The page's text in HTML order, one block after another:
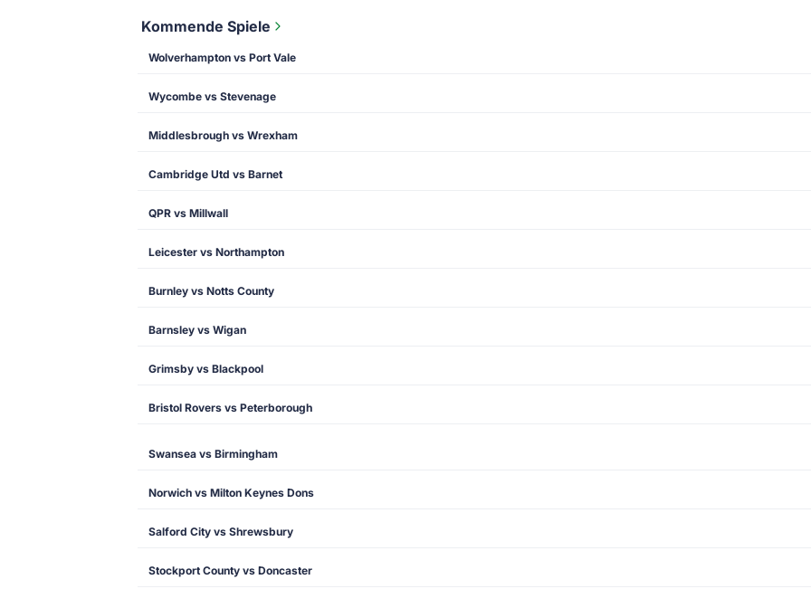
Kommende Spiele
Wolverhampton vs Port Vale
Wycombe vs Stevenage
Middlesbrough vs Wrexham
Cambridge Utd vs Barnet
QPR vs Millwall
Leicester vs Northampton
Burnley vs Notts County
Barnsley vs Wigan
Grimsby vs Blackpool
Bristol Rovers vs Peterborough
Swansea vs Birmingham
Norwich vs Milton Keynes Dons
Salford City vs Shrewsbury
Stockport County vs Doncaster